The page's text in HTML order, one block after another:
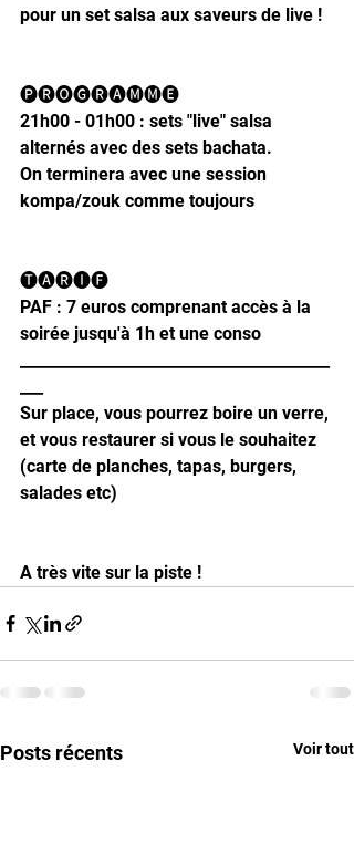
pour un set salsa aux saveurs de live !
🅟🅡🅞🅖🅡🅐🅜🅜🅔
21h00 - 01h00 : sets "live" salsa
alternés avec des sets bachata.
On terminera avec une session
kompa/zouk comme toujours
🅣🅐🅡🅘🅕
PAF : 7 euros comprenant accès à la
soirée jusqu'à 1h et une conso
Sur place, vous pourrez boire un verre,
et vous restaurer si vous le souhaitez
(carte de planches, tapas, burgers,
salades etc)
A très vite sur la piste !
Posts récents Voir tout